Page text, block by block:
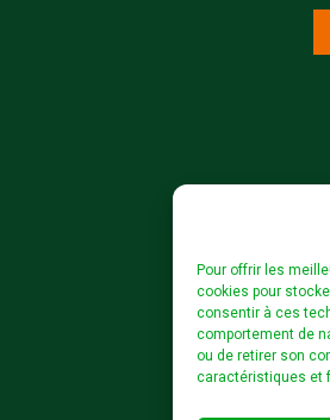
Pour offrir les
cookies pour
consentir à ces
comportement de
ou de retirer son
caractéristiques et